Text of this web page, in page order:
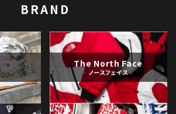
BRAND
The North Face
ノースフェイス